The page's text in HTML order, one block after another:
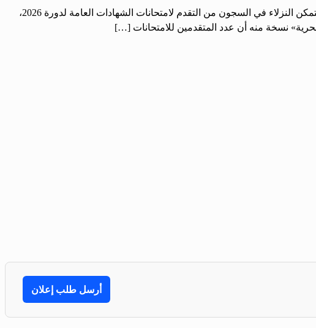
الحرية – دينا عبد: أنهت وزارة التربية والتعليم بالتعاون مع وزارة الداخلية تجهيزاتها اللوجستية لإحداث 6 مراكز امتحانية متكاملة، ليتمكن النزلاء في السجون من التقدم لامتحانات الشهادات العامة لدورة 2026،
نسخة منه أن عدد المتقدمين للامتحانات […]
أرسل طلب إعلان